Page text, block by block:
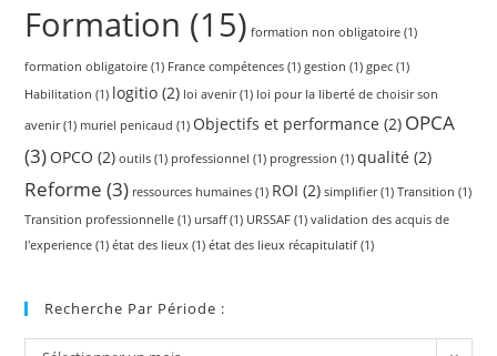
Formation (15) formation non obligatoire (1)
formation obligatoire (1) France compétences (1) gestion (1) gpec (1)
Habilitation (1) logitio (2) loi avenir(1) loi pour la liberté de choisir son
avenir(1) muriel penicaud (1) Objectifs et performance (2) OPCA
(3) OPCO (2) outils (1) professionnel (1) progression (1) qualité (2)
Reforme (3) ressources humaines (1) ROI (2) simplifier(1) Transition (1)
Transition professionnelle (1) ursaff(1) URSSAF (1) validation des acquis de
l'experience (1) état des lieux (1) état des lieux récapitulatif (1)
Recherche Par Période :